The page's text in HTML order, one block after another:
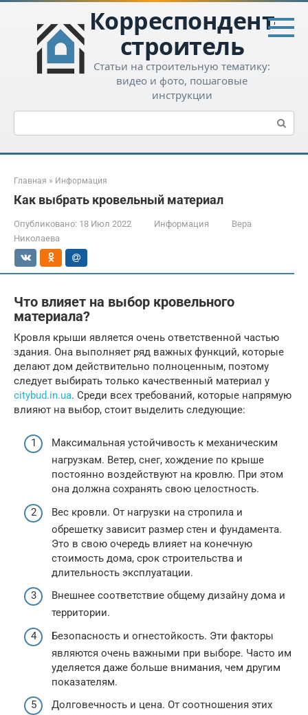
Перейти
контенту
Корреспондент-
строитель
Статьи на строительную тематику:
видео и фото, пошаговые
инструкции
Поиск:
Главная » Информация
Как выбрать кровельный материал
Опубликовано: 18 Июл 2022 Информация
Вера
Николаева
Что влияет на выбор кровельного
материала?
Кровля крыши является очень ответственной частью
здания. Она выполняет ряд важных функций, которые
делают дом действительно полноценным, поэтому
следует выбирать только качественный материал у
citybud.in.ua. Среди всех требований, которые напрямую
влияют на выбор, стоит выделить следующие:
Максимальная устойчивость к механическим
нагрузкам. Ветер, снег, хождение по крыше
постоянно воздействуют на кровлю. При этом
она должна сохранять свою целостность.
Вес кровли. От нагрузки на стропила и
обрешетку зависит размер стен и фундамента.
Это в свою очередь влияет на конечную
стоимость дома, срок строительства и
длительность эксплуатации.
Внешнее соответствие общему дизайну дома и
территории.
Безопасность и огнестойкость. Эти факторы
являются очень важными при выборе. Часто им
уделяется даже больше внимания, чем другим
показателям.
Долговечность и цена. От соотношения этих